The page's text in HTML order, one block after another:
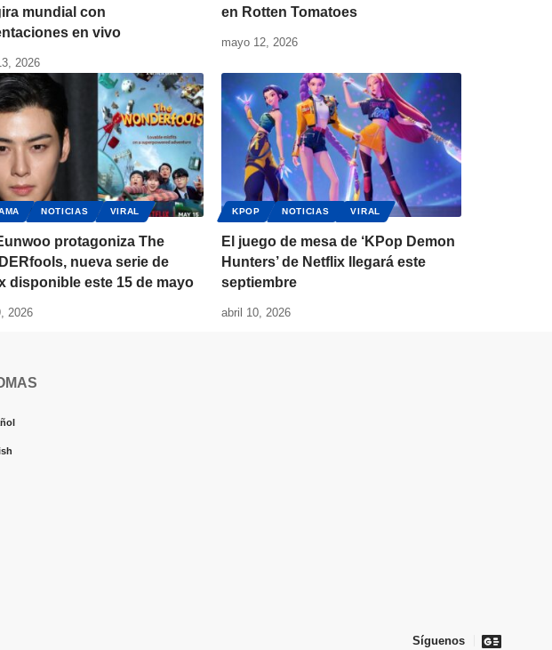
mundial con
en vivo
2026
en Rotten Tomatoes
mayo 12, 2026
NOTICIAS VIRAL
protagoniza The
nueva serie de
disponible este 15 de mayo
2026
KPOP NOTICIAS VIRAL
El juego de mesa de ‘KPop Demon
Hunters’ de Netflix llegará este
septiembre
abril 10, 2026
Síguenos